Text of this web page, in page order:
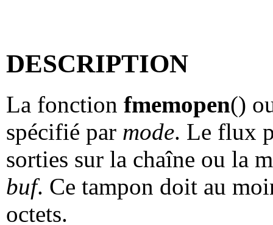
DESCRIPTION
La fonction fmemopen()
spécifié par mode. Le flux
sorties sur la chaîne ou la
buf. Ce tampon doit au
octets.